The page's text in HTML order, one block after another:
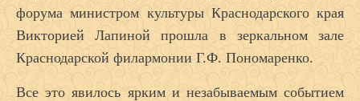
форума министром культуры Краснодарского края
Викторией Лапиной прошла в зеркальном зале
Краснодарской филармонии Г.Ф. Пономаренко.
Все это явилось ярким и незабываемым событием